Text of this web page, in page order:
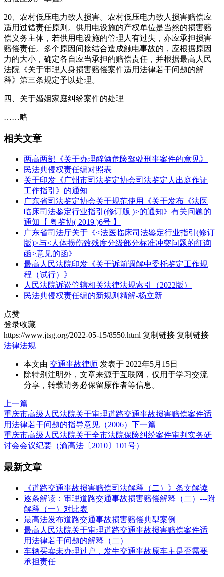
20、农村低压电力致人损害。农村低压电力致人损害赔偿应
适用过错责任原则。供用电设施的产权单位是当然的损害赔
偿义务主体，若供用电设施的管理人有过失，亦应承担损害
赔偿责任。多个原因间接结合造成触电事故的，应根据原因
力的大小，确定各自应当承担的赔偿责任，并根据最高人民
法院《关于审理人身损害赔偿案件适用法律若干问题的解
释》第三条规定予以处理。
四、关于婚姻家庭纠纷案件的处理
……略
相关文章
两高两部《关于办理醉酒危险驾驶刑事案件的意见》
民法典侵权责任编对照表
关于印发《广州市司法鉴定协会司法鉴定人出庭作证
工作指引》的通知
广东省司法鉴定协会关于规范使用《关于发布《法医
临床司法鉴定行业指引(修订版 )>的通知》有关问题的
通知【 粤鉴协( 2019 )6号 】
广东省司法厅关于《<法医临床司法鉴定行业指引(修订
版)>与<人体损伤致残度分级部分标准冲突问题的征询
函>意见的函》
最高人民法院印发《关于诉前调解中委托鉴定工作规
程（试行）》
人民法院诉讼管辖相关法律法规索引（2022版）
民法典侵权责任编的新规则精解-杨立新
点赞
登录收藏
https://www.jtsg.org/2022-05-15/8550.html 复制链接 复制链接
法律法规
本文由 交通事故律师 发表于 2022年5月15日
除特别注明外，文章来源于互联网，仅用于学习交流
分享，转载请务必保留原作者等信息。
上一篇
重庆市高级人民法院关于审理道路交通事故损害赔偿案件适
用法律若干问题的指导意见（2006） 下一篇
重庆市高级人民法院关于全市法院保险纠纷案件审判实务研
讨会会议纪要（渝高法〔2010〕101号）
最新文章
《道路交通事故损害赔偿司法解释（二）》条文解读
逐条解读：审理道路交通事故损害赔偿解释（二）---附
解释（一）对比表
最高法发布道路交通事故损害赔偿典型案例
最高人民法院关于审理道路交通事故损害赔偿案件适
用法律若干问题的解释（二）
车辆买卖未办理过户，发生交通事故原车主是否需要
承担责任